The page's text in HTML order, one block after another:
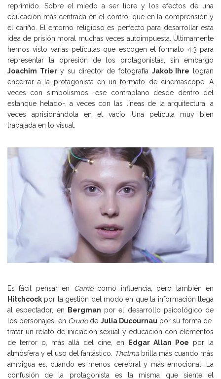
reprimido. Sobre el miedo a ser libre y los efectos de una
educación más centrada en el control que en la comprensión y
el cariño. El entorno religioso es perfecto para desarrollar esta
idea de prisión moral muchas veces autoimpuesta. Últimamente
hemos visto varias películas que escogen el formato 4:3 para
representar la opresión de los protagonistas, sin embargo
Joachim Triery su director de fotografía Jakob Ihre logran
encerrar a la protagonista en un formato de cinemascope. A
veces con simbolismos -ese contraplano desde dentro del
estanque helado-, a veces con las líneas de la arquitectura, a
veces aprisionándola en el vacío. Una película muy bien
trabajada en lo visual.
Es fácil pensar en Carriecomo influencia, pero también en
Hitchcock por la gestión del modo en que la información llega
al espectador, en
Bergman por el desarrollo psicológico de
los personajes, en Crudode Julia Ducournaupor su forma de
tratar un relato de iniciación sexual y educación con elementos
de terror o, más allá del cine, en
Edgar Allan Poe por la
atmósfera y el uso del fantástico.
Thelma brilla más cuando más
ambigua es, cuando es menos cerebral y más emocional. La
confusión de la protagonista es la misma que siente el